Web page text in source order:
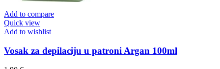
Add to compare
Quick view
Add to wishlist
Vosak za depilaciju u patroni Argan 100ml